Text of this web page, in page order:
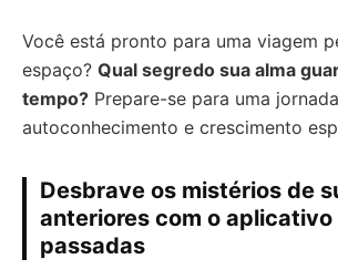
Você está pronto para uma viagem
espaço? Qual segredo sua alma
tempo? Prepare-se para uma
autoconhecimento e crescimento
Desbrave os mistérios de
anteriores com o
passadas